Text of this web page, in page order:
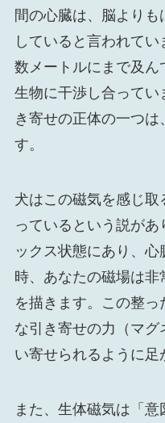
間の心臓は、脳より
していると言われて
数メートルにまで及
生物に干渉し合ってい
き寄せの正体の一つ
す。
犬はこの磁気を感じ
っているという説が
ックス状態にあり、
時、あなたの磁場は
を描きます。この整
な引き寄せの力（マ
い寄せられるように足
また、生体磁気は「